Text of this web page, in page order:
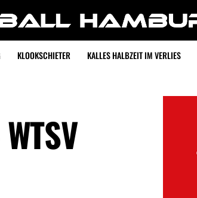
KLOOKSCHIETER KALLES HALBZEIT IM VERLIES